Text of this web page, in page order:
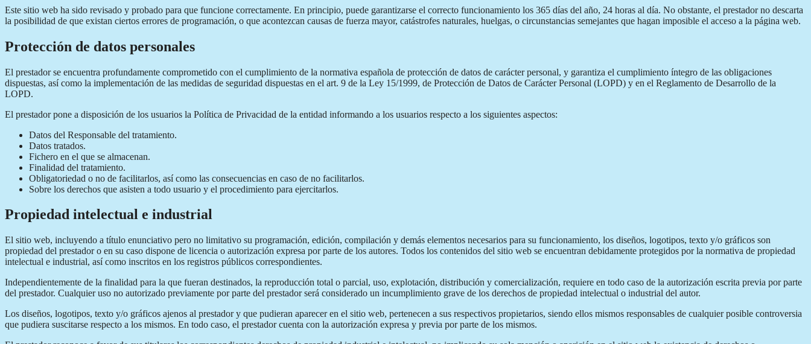
Este sitio web ha sido revisado y probado para que funcione correctamente. En principio, puede garantizarse el correcto funcionamiento los 365 días del año, 24 horas al día. No obstante, el prestador no descarta
la posibilidad de que existan ciertos errores de programación, o que acontezcan causas de fuerza mayor, catástrofes naturales, huelgas, o circunstancias semejantes que hagan imposible el acceso a la página web.
Protección de datos personales
El prestador se encuentra profundamente comprometido con el cumplimiento de la normativa española de protección de datos de carácter personal, y garantiza el cumplimiento íntegro de las obligaciones
dispuestas, así como la implementación de las medidas de seguridad dispuestas en el art. 9 de la Ley 15/1999, de Protección de Datos de Carácter Personal (LOPD) y en el Reglamento de Desarrollo de la
LOPD.
El prestador pone a disposición de los usuarios la Política de Privacidad de la entidad informando a los usuarios respecto a los siguientes aspectos:
Datos del Responsable del tratamiento.
Datos tratados.
Fichero en el que se almacenan.
Finalidad del tratamiento.
Obligatoriedad o no de facilitarlos, así como las consecuencias en caso de no facilitarlos.
Sobre los derechos que asisten a todo usuario y el procedimiento para ejercitarlos.
Propiedad intelectual e industrial
El sitio web, incluyendo a título enunciativo pero no limitativo su programación, edición, compilación y demás elementos necesarios para su funcionamiento, los diseños, logotipos, texto y/o gráficos son
propiedad del prestador o en su caso dispone de licencia o autorización expresa por parte de los autores. Todos los contenidos del sitio web se encuentran debidamente protegidos por la normativa de propiedad
intelectual e industrial, así como inscritos en los registros públicos correspondientes.
Independientemente de la finalidad para la que fueran destinados, la reproducción total o parcial, uso, explotación, distribución y comercialización, requiere en todo caso de la autorización escrita previa por parte
del prestador. Cualquier uso no autorizado previamente por parte del prestador será considerado un incumplimiento grave de los derechos de propiedad intelectual o industrial del autor.
Los diseños, logotipos, texto y/o gráficos ajenos al prestador y que pudieran aparecer en el sitio web, pertenecen a sus respectivos propietarios, siendo ellos mismos responsables de cualquier posible controversia
que pudiera suscitarse respecto a los mismos. En todo caso, el prestador cuenta con la autorización expresa y previa por parte de los mismos.